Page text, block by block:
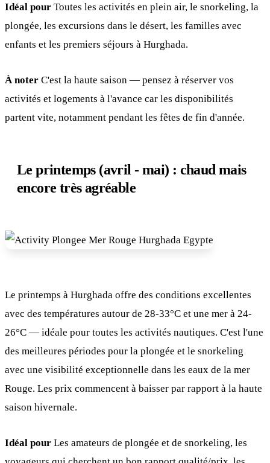
Idéal pour Toutes les activités en plein air, le snorkeling, la
plongée, les excursions dans le désert, les familles avec
enfants et les premiers séjours à Hurghada.
À noter C'est la haute saison — pensez à réserver vos
activités et logements à l'avance car les disponibilités
partent vite, notamment pendant les fêtes de fin d'année.
Le printemps (avril - mai) : chaud mais
encore très agréable
Le printemps à Hurghada offre des conditions excellentes
avec des températures autour de 28-33°C et une mer à 24-
26°C — idéale pour toutes les activités nautiques. C'est l'une
des meilleures périodes pour la plongée et le snorkeling
avec une visibilité exceptionnelle dans les eaux de la mer
Rouge. Les prix commencent à baisser par rapport à la haute
saison hivernale.
Idéal pour Les amateurs de plongée et de snorkeling, les